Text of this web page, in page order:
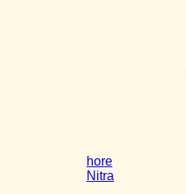
hore
Nitra